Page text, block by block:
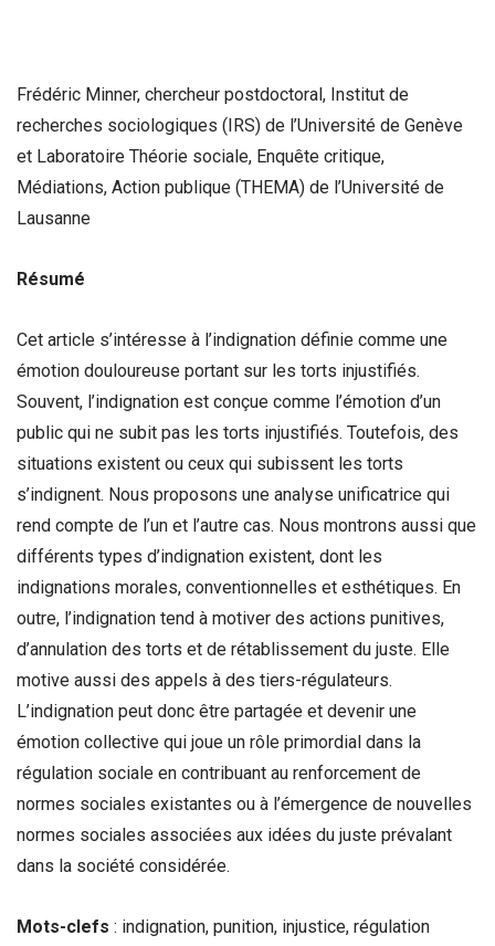
Frédéric Minner, chercheur postdoctoral, Institut de
recherches sociologiques (IRS) de l’Université de Genève
et Laboratoire Théorie sociale, Enquête critique,
Médiations, Action publique (THEMA) de l’Université de
Lausanne
Résumé
Cet article s’intéresse à l’indignation définie comme une
émotion douloureuse portant sur les torts injustifiés.
Souvent, l’indignation est conçue comme l’émotion d’un
public qui ne subit pas les torts injustifiés. Toutefois, des
situations existent ou ceux qui subissent les torts
s’indignent. Nous proposons une analyse unificatrice qui
rend compte de l’un et l’autre cas. Nous montrons aussi que
différents types d’indignation existent, dont les
indignations morales, conventionnelles et esthétiques. En
outre, l’indignation tend à motiver des actions punitives,
d’annulation des torts et de rétablissement du juste. Elle
motive aussi des appels à des tiers-régulateurs.
L’indignation peut donc être partagée et devenir une
émotion collective qui joue un rôle primordial dans la
régulation sociale en contribuant au renforcement de
normes sociales existantes ou à l’émergence de nouvelles
normes sociales associées aux idées du juste prévalant
dans la société considérée.
Mots-clefs : indignation, punition, injustice, régulation